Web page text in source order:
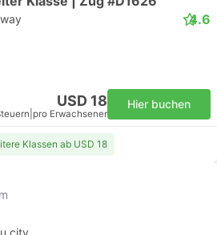
4.6
USD 18
pro Erwachsener
Hier buchen
Klassen ab USD 18
city